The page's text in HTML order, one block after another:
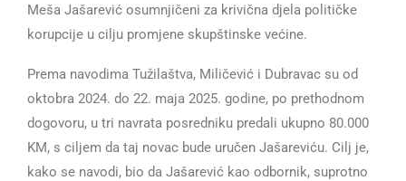
Meša Jašarević osumnjičeni za krivična djela političke
korupcije u cilju promjene skupštinske većine.
Prema navodima Tužilaštva, Miličević i Dubravac su od
oktobra 2024. do 22. maja 2025. godine, po prethodnom
dogovoru, u tri navrata posredniku predali ukupno 80.000
KM, s ciljem da taj novac bude uručen Jašareviću. Cilj je,
kako se navodi, bio da Jašarević kao odbornik, suprotno